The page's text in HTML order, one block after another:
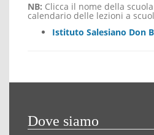
NB: Clicca il nome della
calendario delle lezioni a
Istituto Salesiano Don
Dove siamo